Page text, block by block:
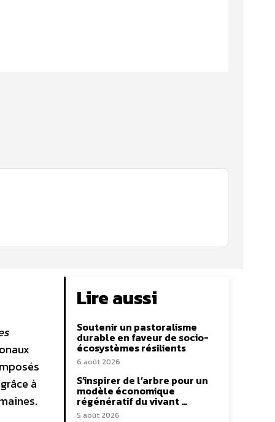
à
Lire aussi
Soutenir un pastoralisme
durable en faveur de socio-
écosystèmes résilients
6 août 2026
S’inspirer de l’arbre pour un
modèle économique
régénératif du vivant …
5 août 2026